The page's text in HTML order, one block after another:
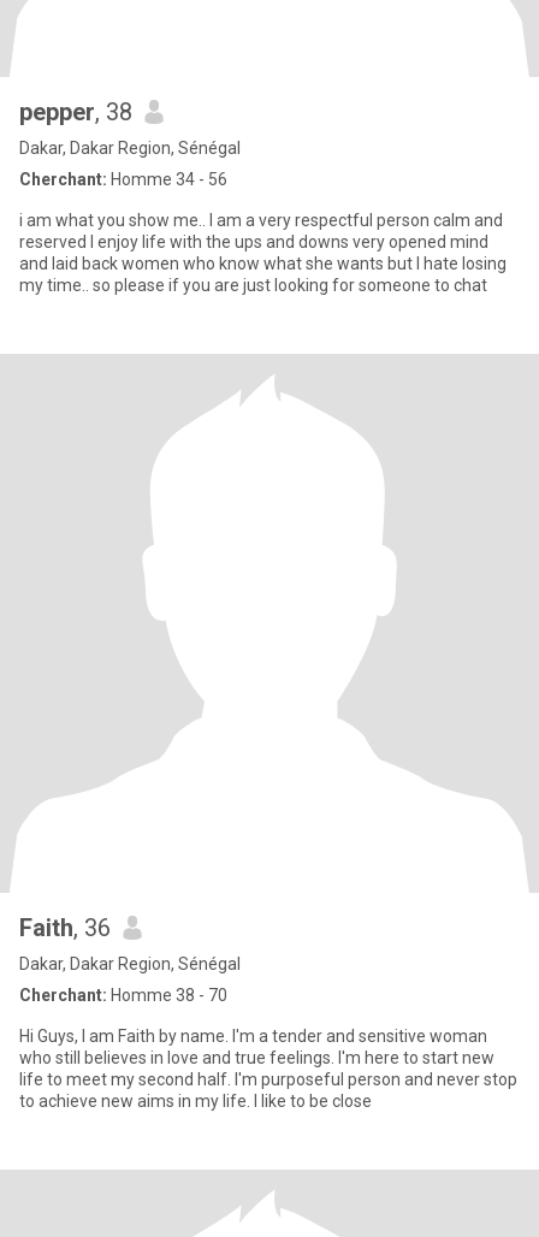
pepper, 38
Dakar, Dakar Region, Sénégal
Cherchant: Homme 34 - 56
i am what you show me.. I am a very respectful person calm and
reserved I enjoy life with the ups and downs very opened mind
and laid back women who know what she wants but I hate losing
my time.. so please if you are just looking for someone to chat
Faith, 36
Dakar, Dakar Region, Sénégal
Cherchant: Homme 38 - 70
Hi Guys, I am Faith by name. I'm a tender and sensitive woman
who still believes in love and true feelings. I'm here to start new
life to meet my second half. I'm purposeful person and never stop
to achieve new aims in my life. I like to be close